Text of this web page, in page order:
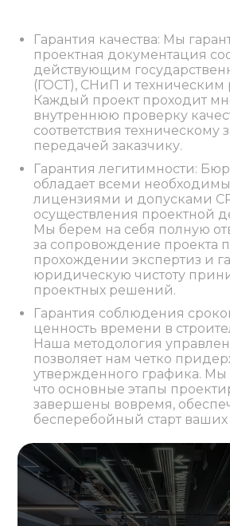
Гарантия качества: Мы
проектная документация
действующим
(ГОСТ), СНиП и техническим
Каждый проект проходит
внутреннюю проверку
соответствия
передачей заказчику.
Гарантия легитимности:
обладает всеми
лицензиями и допусками
осуществления проектной
Мы берем на себя полную
за сопровождение проекта
прохождении экспертиз и
юридическую чистоту
проектных решений.
Гарантия соблюдения
ценность времени в
Наша методология
позволяет нам четко
утвержденного графика. Мы
что основные этапы
завершены вовремя,
бесперебойный старт ваших